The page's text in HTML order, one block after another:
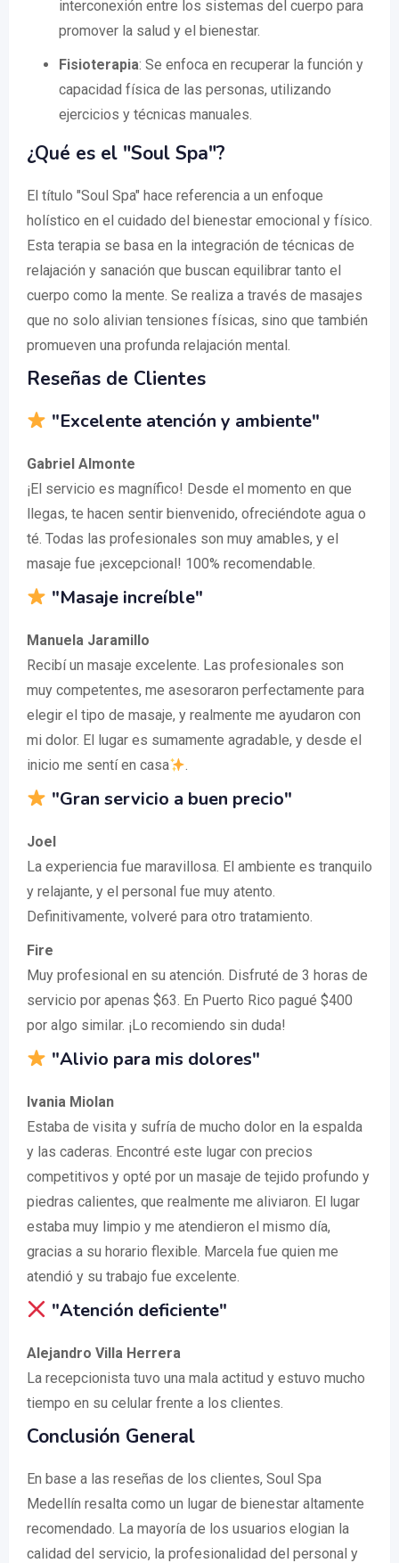
interconexión entre los sistemas del cuerpo para
promover la salud y el bienestar.
Fisioterapia: Se enfoca en recuperar la función y
capacidad física de las personas, utilizando
ejercicios y técnicas manuales.
¿Qué es el "Soul Spa"?
El título "Soul Spa" hace referencia a un enfoque
holístico en el cuidado del bienestar emocional y físico.
Esta terapia se basa en la integración de técnicas de
relajación y sanación que buscan equilibrar tanto el
cuerpo como la mente. Se realiza a través de masajes
que no solo alivian tensiones físicas, sino que también
promueven una profunda relajación mental.
Reseñas de Clientes
"Excelente atención y ambiente"
Gabriel Almonte
¡El servicio es magnífico! Desde el momento en que
llegas, te hacen sentir bienvenido, ofreciéndote agua o
té. Todas las profesionales son muy amables, y el
masaje fue ¡excepcional! 100% recomendable.
"Masaje increíble"
Manuela Jaramillo
Recibí un masaje excelente. Las profesionales son
muy competentes, me asesoraron perfectamente para
elegir el tipo de masaje, y realmente me ayudaron con
mi dolor. El lugar es sumamente agradable, y desde el
inicio me sentí en casa
.
"Gran servicio a buen precio"
Joel
La experiencia fue maravillosa. El ambiente es tranquilo
y relajante, y el personal fue muy atento.
Definitivamente, volveré para otro tratamiento.
Fire
Muy profesional en su atención. Disfruté de 3 horas de
servicio por apenas $63. En Puerto Rico pagué $400
por algo similar. ¡Lo recomiendo sin duda!
"Alivio para mis dolores"
Ivania Miolan
Estaba de visita y sufría de mucho dolor en la espalda
y las caderas. Encontré este lugar con precios
competitivos y opté por un masaje de tejido profundo y
piedras calientes, que realmente me aliviaron. El lugar
estaba muy limpio y me atendieron el mismo día,
gracias a su horario flexible. Marcela fue quien me
atendió y su trabajo fue excelente.
"Atención deficiente"
Alejandro Villa Herrera
La recepcionista tuvo una mala actitud y estuvo mucho
tiempo en su celular frente a los clientes.
Conclusión General
En base a las reseñas de los clientes, Soul Spa
Medellín resalta como un lugar de bienestar altamente
recomendado. La mayoría de los usuarios elogian la
calidad del servicio, la profesionalidad del personal y